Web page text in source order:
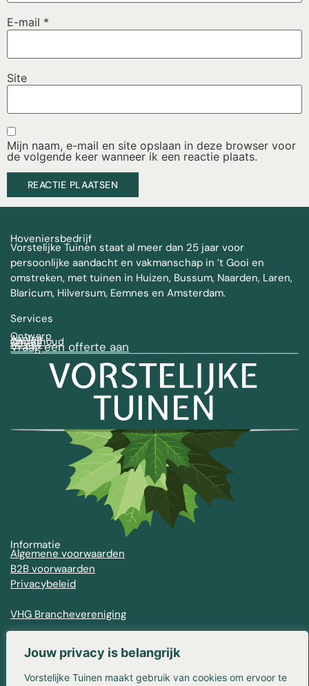
Jouw privacy is belangrijk
Vorstelijke Tuinen maakt gebruik van cookies om ervoor te
E-mail *
Site
Mijn naam, e-mail en site opslaan in deze browser voor
de volgende keer wanneer ik een reactie plaats.
Hoveniersbedrijf
Vorstelijke Tuinen staat al meer dan 25 jaar voor
persoonlijke aandacht en vakmanschap in ’t Gooi en
omstreken, met tuinen in Huizen, Bussum, Naarden, Laren,
Blaricum, Hilversum, Eemnes en Amsterdam.
Services
Ontwerp
Aanleg
Onderhoud
Advies
Vraag een offerte aan
Informatie
Algemene voorwaarden
B2B voorwaarden
Privacybeleid
VHG Branchevereniging
Franse Kampweg 36-38
1406 NW Bussum